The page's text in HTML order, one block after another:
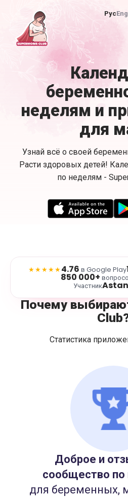
РусEng
неделям и
для
Узнай всё о своей
Расти здоровых детей!
по неделям -
★★★★★4.76 в Google Play
850 000+
Участник
Почему
Статистика
Доброе и
сообщество по
для беременных,